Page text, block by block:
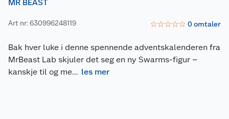
MR BEAST
Art nr: 630996248119 ☆☆☆☆☆ 0omtaler
Bak hver luke i denne spennende adventskalenderen fra
MrBeast Lab skjuler det seg en ny Swarms-figur –
kanskje til og me... les mer